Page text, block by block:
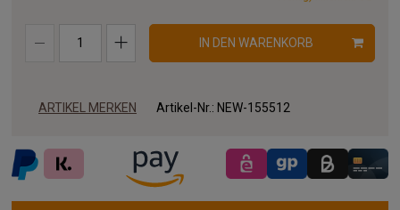
IN DEN WARENKORB
ARTIKEL MERKEN Artikel-Nr.: NEW-155512